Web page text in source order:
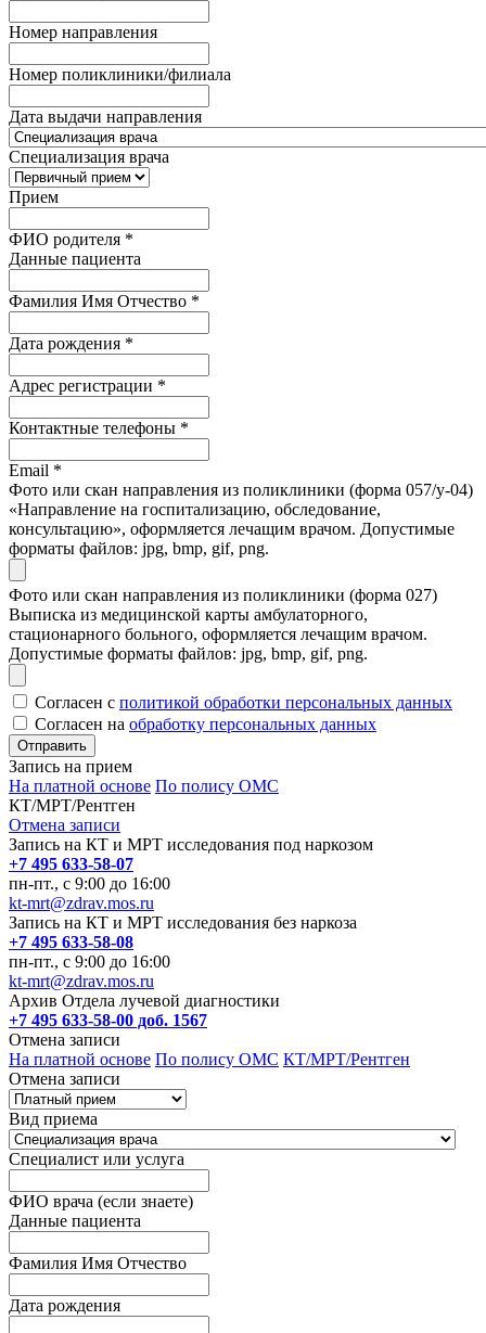
Номер направления
Номер поликлиники/филиала
Дата выдачи направления
Специализация врача
Прием
ФИО родителя *
Данные пациента
Фамилия Имя Отчество *
Дата рождения *
Адрес регистрации *
Контактные телефоны *
Email *
Фото или скан направления из поликлиники (форма 057/у-04)
«Направление на госпитализацию, обследование,
консультацию», оформляется лечащим врачом. Допустимые
форматы файлов: jpg, bmp, gif, png.
Фото или скан направления из поликлиники (форма 027)
Выписка из медицинской карты амбулаторного,
стационарного больного, оформляется лечащим врачом.
Допустимые форматы файлов: jpg, bmp, gif, png.
Согласен с политикой обработки персональных данных
Согласен на обработку персональных данных
Запись на прием
На платной основе По полису ОМС
КТ/МРТ/Рентген
Отмена записи
Запись на КТ и МРТ исследования под наркозом
+7 495 633-58-07
пн-пт., с 9:00 до 16:00
kt-mrt@zdrav.mos.ru
Запись на КТ и МРТ исследования без наркоза
+7 495 633-58-08
пн-пт., с 9:00 до 16:00
kt-mrt@zdrav.mos.ru
Архив Отдела лучевой диагностики
+7 495 633-58-00 доб. 1567
Отмена записи
На платной основе По полису ОМС КТ/МРТ/Рентген
Отмена записи
Вид приема
Специалист или услуга
ФИО врача (если знаете)
Данные пациента
Фамилия Имя Отчество
Дата рождения